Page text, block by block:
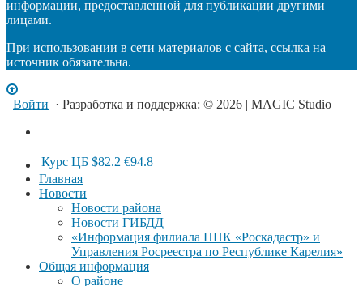
информации, предоставленной для публикации другими
лицами.
При использовании в сети материалов с сайта, ссылка на
источник обязательна.
Войти · Разработка и поддержка: © 2026 | MAGIC Studio
Курс ЦБ $82.2 €94.8
Главная
Новости
Новости района
Новости ГИБДД
«Информация филиала ППК «Роскадастр» и
Управления Росреестра по Республике Карелия»
Общая информация
О районе